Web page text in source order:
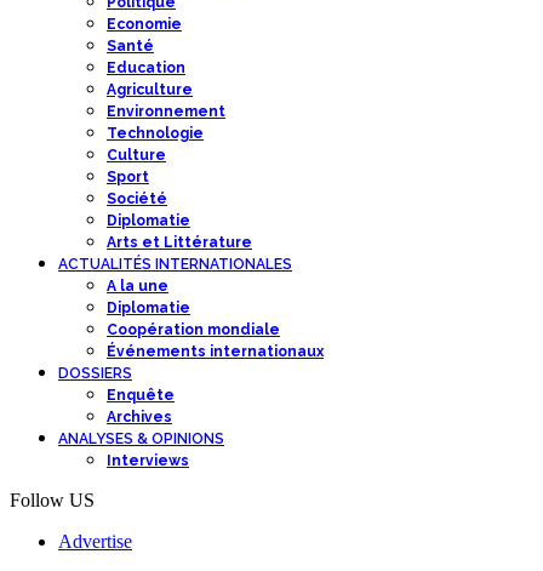
Economie
Santé
Education
Agriculture
Environnement
Technologie
Culture
Sport
Société
Diplomatie
Arts et Littérature
ACTUALITÉS INTERNATIONALES
A la une
Diplomatie
Coopération mondiale
Événements internationaux
DOSSIERS
Enquête
Archives
ANALYSES & OPINIONS
Interviews
Follow US
Advertise